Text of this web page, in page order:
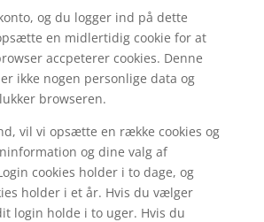
og du logger ind på dette
en midlertidig cookie for at
accpeterer cookies. Denne
ikke nogen personlige data og
browseren.
vil vi opsætte en række cookies og
og dine valg af
cookies holder i to dage, og
holder i et år. Hvis du vælger
login holde i to uger. Hvis du